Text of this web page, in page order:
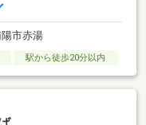
市赤湯
駅から徒歩20分以内